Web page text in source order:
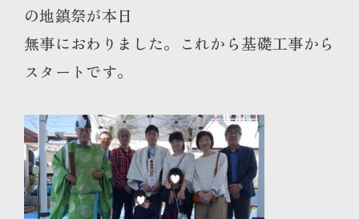
の地鎮祭が本日
無事におわりました。これから基礎工事から
スタートです。